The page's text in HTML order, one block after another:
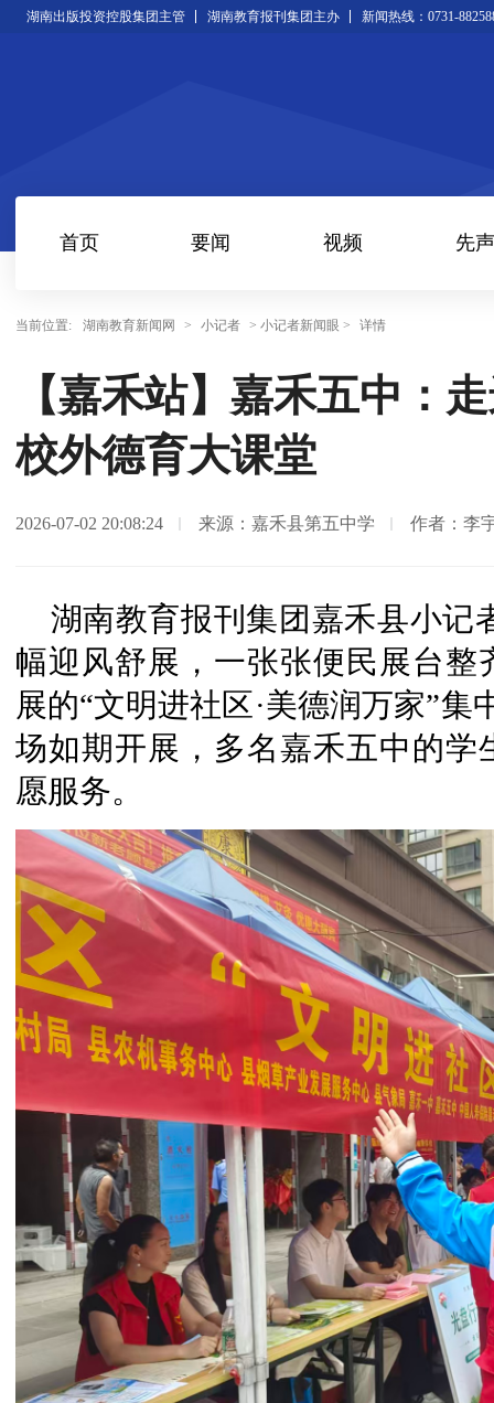
湖南出版投资控股集团主管 湖南教育报刊集团主办 新闻热线：0731-
首页 要闻 视频 先声
当前位置: 湖南教育新闻网 > 小记者 > 小记者新闻眼 > 详情
【嘉禾站】嘉禾五中：
校外德育大课堂
2026-07-02 20:08:24 来源：嘉禾县第五中学 作者：李
湖南教育报刊集团嘉禾县小记
幅迎风舒展，一张张便民展台
展的“文明进社区·美德润万家”
场如期开展，多名嘉禾五中的
愿服务。